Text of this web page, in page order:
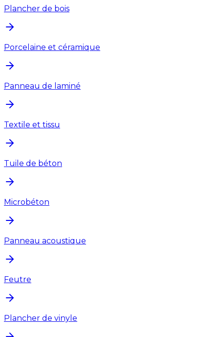
Plancher de bois
Porcelaine et céramique
Panneau de laminé
Textile et tissu
Tuile de béton
Microbéton
Panneau acoustique
Feutre
Plancher de vinyle